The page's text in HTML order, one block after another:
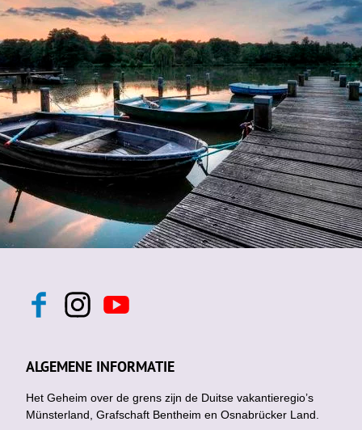
F
b
o
k
I
n
a
g
a
m
Y
o
u
b
ALGEMENE INFORMATIE
Het Geheim over de grens zijn de Duitse vakantieregio’s
Münsterland, Grafschaft Bentheim en Osnabrücker Land.